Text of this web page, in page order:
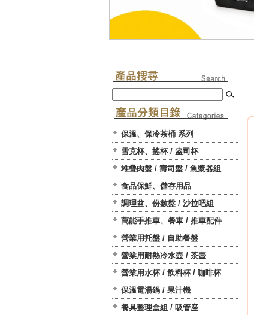
保溫、保冷茶桶 系列
雪克杯、搖杯 / 盎司杯
堆疊肉盤 / 壽司盤 / 魚漿器組
食品保鮮、儲存用品
調理盆、份數盤 / 沙拉吧組
萬能手推車、餐車 / 推車配件
營業用托盤 / 自助餐盤
營業用耐熱冷水壺 / 茶壺
營業用水杯 / 飲料杯 / 咖啡杯
保溫電湯鍋 / 果汁機
餐具整理盒組 / 吸管座